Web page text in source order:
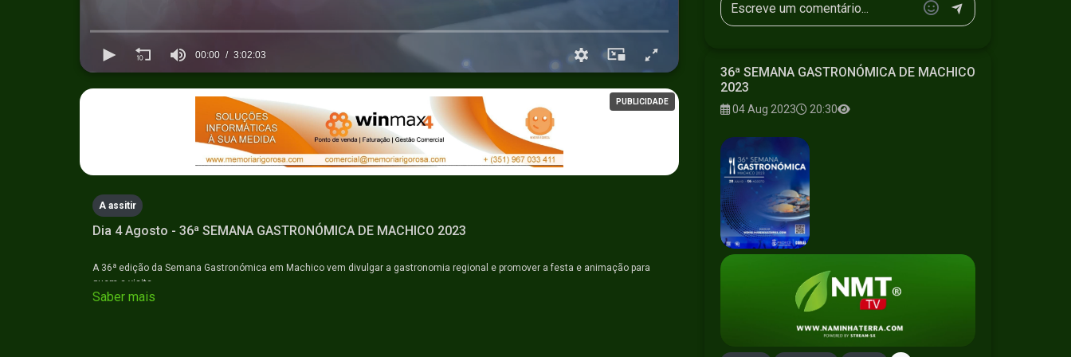
seconds
of
3
secondsVolume
90%
00:00 3:02:03
PUBLICIDADE
A assitir
Dia 4 Agosto - 36ª SEMANA GASTRONÓMICA DE MACHICO 2023
A 36ª edição da Semana Gastronómica em Machico vem divulgar a gastronomia regional e promover a festa e animação para
quem a visita.
Saber mais
36ª SEMANA GASTRONÓMICA DE MACHICO
2023
04 Aug 2023 20:30